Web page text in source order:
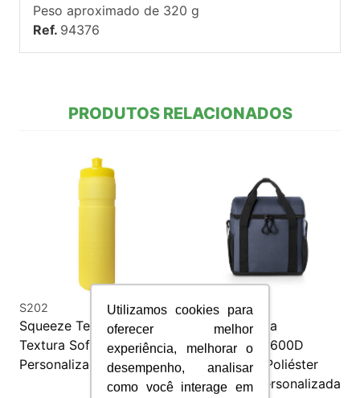
Utilizamos cookies para
oferecer melhor
experiência, melhorar o
desempenho, analisar
como você interage em
Peso aproximado de 320 g
Ref. 94376
PRODUTOS RELACIONADOS
S202
Squeeze Termico com
Textura Soft
Personalizado
BTR093
Bolsa Térmica
Almofadada 600D
Ripstop em Poliéster
Reciclado Personalizada